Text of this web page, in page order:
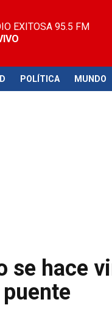
EXITOSA 95.5 FM
POLÍTICA MUNDO
se hace